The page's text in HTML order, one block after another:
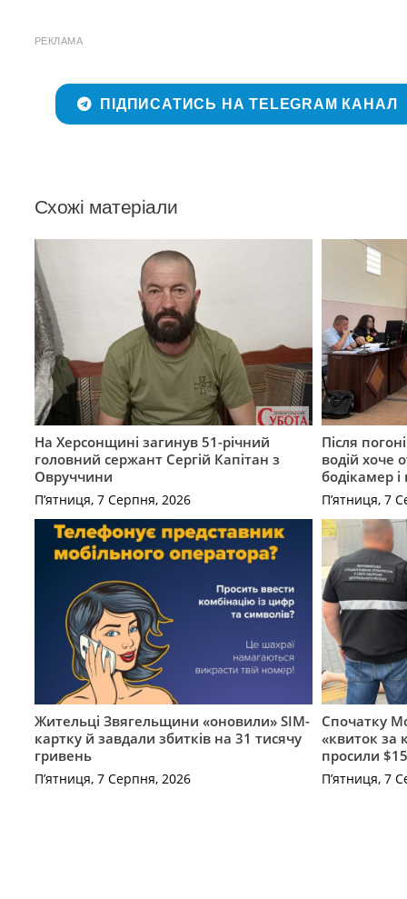
РЕКЛАМА
ПІДПИСАТИСЬ НА TELEGRAM КАНАЛ
Схожі матеріали
На Херсонщині загинув 51-річний
головний сержант Сергій Капітан з
Овруччини
П’ятниця, 7 Серпня, 2026
Після
водій хоче
бодікамер
П’ятниця, 7
Жительці Звягельщини «оновили» SIM-
картку й завдали збитків на 31 тисячу
гривень
П’ятниця, 7 Серпня, 2026
Спочатку
«квиток за
просили
П’ятниця, 7